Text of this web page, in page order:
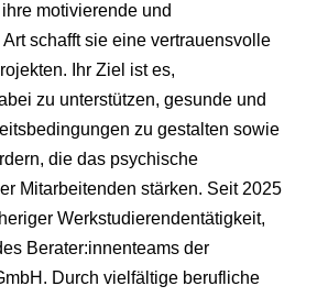
motivierende und
schafft sie eine vertrauensvolle
Ihr Ziel ist es,
zu unterstützen, gesunde und
zu gestalten sowie
die das psychische
Mitarbeitenden stärken. Seit 2025
Werkstudierendentätigkeit,
Berater:innenteams der
Durch vielfältige berufliche